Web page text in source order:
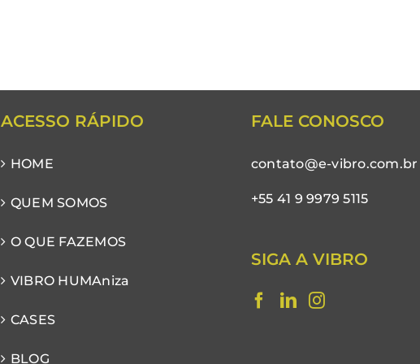
ACESSO RÁPIDO
HOME
QUEM SOMOS
O QUE FAZEMOS
VIBRO HUMAniza
CASES
BLOG
FALE CONOSCO
contato@e-vibro.com.br
+55 41 9 9979 5115
SIGA A VIBRO